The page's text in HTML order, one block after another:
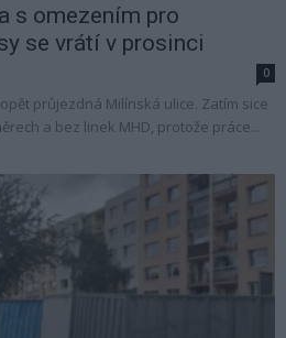
s omezením pro
se vrátí v prosinci
0
opět průjezdná Milínská ulice. Zatím sice
a bez linek MHD, protože práce...